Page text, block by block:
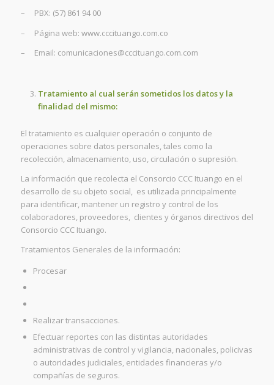
– PBX: (57) 861 94 00
– Página web: www.cccituango.com.co
– Email: comunicaciones@cccituango.com.com
Tratamiento al cual serán sometidos los datos y la
finalidad del mismo:
El tratamiento es cualquier operación o conjunto de
operaciones sobre datos personales, tales como la
recolección, almacenamiento, uso, circulación o supresión.
La información que recolecta el Consorcio CCC Ituango en el
desarrollo de su objeto social, es utilizada principalmente
para identificar, mantener un registro y control de los
colaboradores, proveedores, clientes y órganos directivos del
Consorcio CCC Ituango.
Tratamientos Generales de la información:
Procesar
Realizar transacciones.
Efectuar reportes con las distintas autoridades
administrativas de control y vigilancia, nacionales, policivas
o autoridades judiciales, entidades financieras y/o
compañías de seguros.